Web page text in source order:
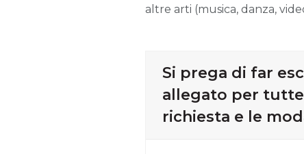
altre arti (musica, danza,
Si prega di far
allegato per
richiesta e le